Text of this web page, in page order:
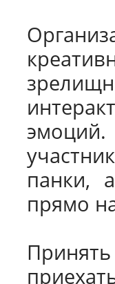
панки,
прямо